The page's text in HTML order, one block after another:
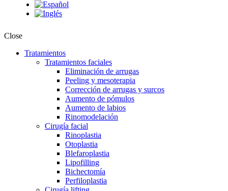
Close
Tratamientos
Tratamientos faciales
Eliminación de arrugas
Peeling y mesoterapia
Corrección de arrugas y surcos
Aumento de pómulos
Aumento de labios
Rinomodelación
Cirugía facial
Rinoplastia
Otoplastia
Blefaroplastia
Lipofilling
Bichectomía
Perfiloplastia